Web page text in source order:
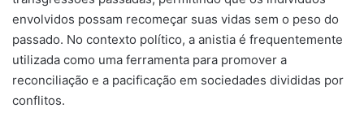
envolvidos possam recomeçar suas vidas sem o peso do
passado. No contexto político, a anistia é frequentemente
utilizada como uma ferramenta para promover a
reconciliação e a pacificação em sociedades divididas por
conflitos.